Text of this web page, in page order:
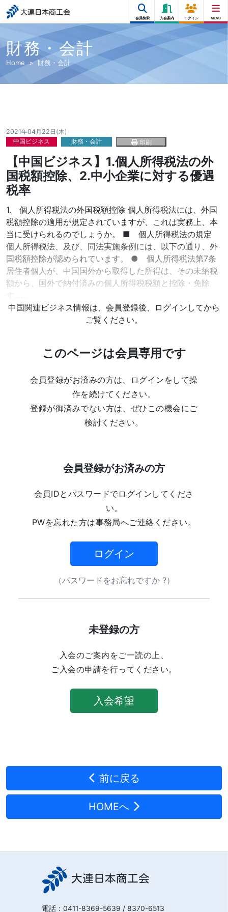
大連日本商工会
会員検索 入会案内 ログイン MENU
財務・会計
Home 財務・会計
2021年04月22日(木)
中国ビジネス
財務・会計 印刷
【中国ビジネス】1.個人所得税法の外
国税額控除、2.中小企業に対する優遇
税率
1. 個人所得税法の外国税額控除 個人所得税法には、外国
税額控除の適用が規定されていますが、これは実務上、本
当に受けられるのでしょうか。 ■ 個人所得税法の規定
個人所得税法、及び、同法実施条例には、以下の通り、外
国税額控除が認められています。 ● 個人所得税法第7条
居住者個人が、中国国外から取得した所得は、その未納税
額から、国外で納付済みの個人所得税税額と控除・免除
す……
中国関連ビジネス情報は、会員登録後、ログインしてから
ご覧ください。
このページは会員専用です
会員登録がお済みの方は、ログインをして操
作を続けてください。
登録が御済みでない方は、ぜひこの機会にご
検討ください。
会員登録がお済みの方
会員IDとパスワードでログインしてくださ
い。
PWを忘れた方は事務局へご連絡ください。
ログイン
（パスワードをお忘れですか ?）
未登録の方
入会のご案内をご一読の上、
ご入会の申請を行ってください。
入会希望
前に戻る
HOMEへ
大連日本商工会
電話： 0411-8369-5639 / 8370-6513